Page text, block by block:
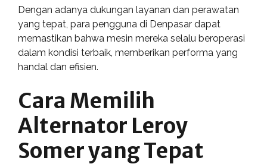
Dengan adanya dukungan layanan dan perawatan
yang tepat, para pengguna di Denpasar dapat
memastikan bahwa mesin mereka selalu beroperasi
dalam kondisi terbaik, memberikan performa yang
handal dan efisien.
Cara Memilih
Alternator Leroy
Somer yang Tepat